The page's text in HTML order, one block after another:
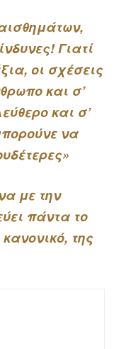
Γιατί
οι σχέσεις
και σ’
και σ’
να
με την
πάντα το
της